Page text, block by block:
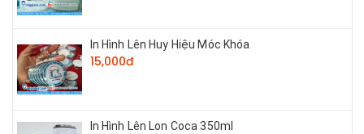
In Hình Lên Huy Hiệu Móc Khóa
15,000đ
In Hình Lên Lon Coca 350ml